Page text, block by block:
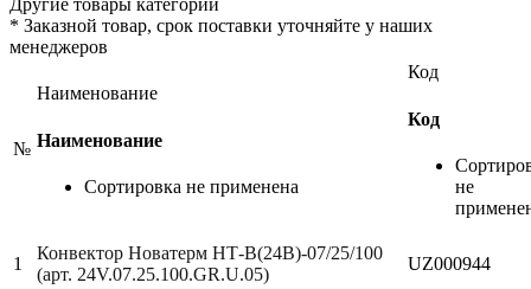
Другие товары категории
* Заказной товар, срок поставки уточняйте у наших
менеджеров
№
Наименование
Наименование
Сортировка не применена
Код
Код
не
1
Конвектор Новатерм НТ-В(24В)-07/25/100
(арт. 24V.07.25.100.GR.U.05)
UZ000944